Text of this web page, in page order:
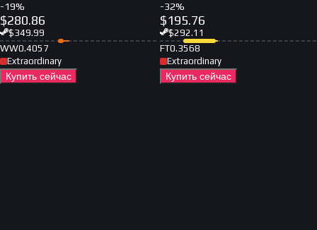
-19%
$280.86
$349.99
WW0.4057
Extraordinary
Купить сейчас
-32%
$195.76
$292.11
FT0.3568
Extraordinary
Купить сейчас